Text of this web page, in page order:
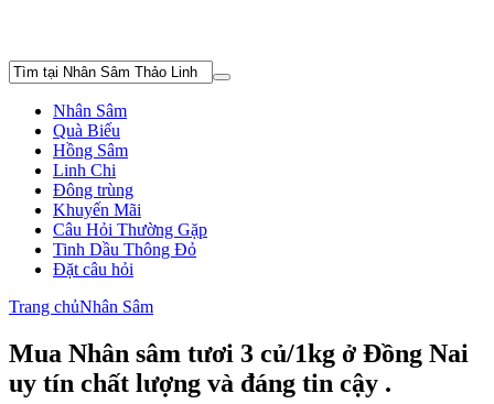
Nhân Sâm
Quà Biếu
Hồng Sâm
Linh Chi
Đông trùng
Khuyến Mãi
Câu Hỏi Thường Gặp
Tinh Dầu Thông Đỏ
Đặt câu hỏi
Trang chủNhân Sâm
Mua Nhân sâm tươi 3 củ/1kg ở Đồng Nai
uy tín chất lượng và đáng tin cậy .